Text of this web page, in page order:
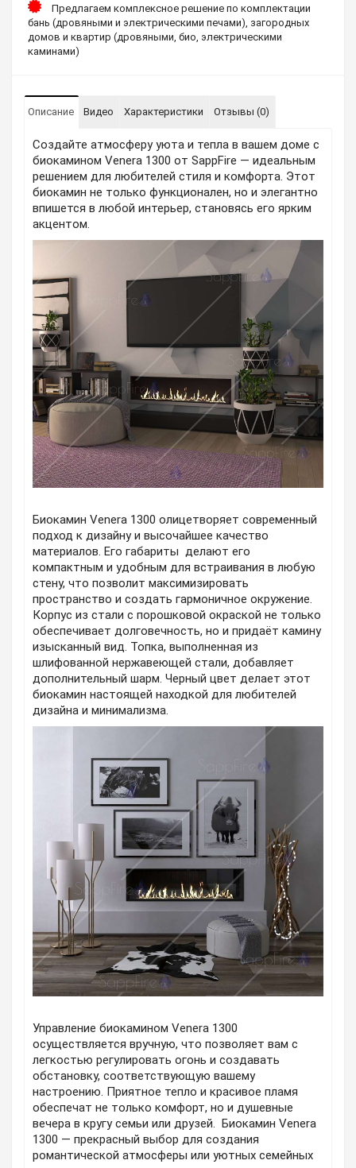
Предлагаем комплексное решение по комплектации
бань (дровяными и электрическими печами), загородных
домов и квартир (дровяными, био, электрическими
каминами)
Описание Видео Характеристики Отзывы (0)
Создайте атмосферу уюта и тепла в вашем доме с
биокамином Venera 1300 от SappFire — идеальным
решением для любителей стиля и комфорта. Этот
биокамин не только функционален, но и элегантно
впишется в любой интерьер, становясь его ярким
акцентом.
Биокамин Venera 1300 олицетворяет современный
подход к дизайну и высочайшее качество
материалов. Его габариты делают его
компактным и удобным для встраивания в любую
стену, что позволит максимизировать
пространство и создать гармоничное окружение.
Корпус из стали с порошковой окраской не только
обеспечивает долговечность, но и придаёт камину
изысканный вид. Топка, выполненная из
шлифованной нержавеющей стали, добавляет
дополнительный шарм. Черный цвет делает этот
биокамин настоящей находкой для любителей
дизайна и минимализма.
Управление биокамином Venera 1300
осуществляется вручную, что позволяет вам с
легкостью регулировать огонь и создавать
обстановку, соответствующую вашему
настроению. Приятное тепло и красивое пламя
обеспечат не только комфорт, но и душевные
вечера в кругу семьи или друзей. Биокамин Venera
1300 — прекрасный выбор для создания
романтической атмосферы или уютных семейных